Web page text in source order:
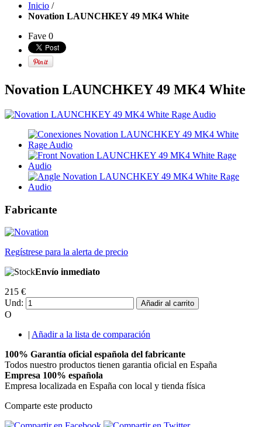
Inicio /
Novation LAUNCHKEY 49 MK4 White
Fave 0
Novation LAUNCHKEY 49 MK4 White
Fabricante
Regístrese para la alerta de precio
Envío inmediato
215 €
Und:
Añadir al carrito
O
| Añadir a la lista de comparación
100% Garantía oficial española del fabricante
Todos nuestro productos tienen garantia oficial en España
Empresa 100% española
Empresa localizada en España con local y tienda física
Comparte este producto